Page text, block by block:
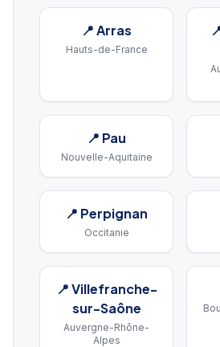
📍Arras
Hauts-de-France
📍 Pau
Nouvelle-Aquitaine
📍 Perpignan
Occitanie
📍Villefranche-
sur-Saône
Auvergne-Rhône-
Alpes